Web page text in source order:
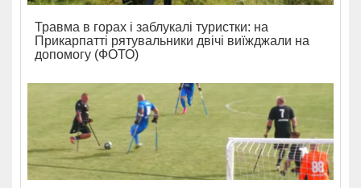
Травма в горах і заблукалі туристки: на
Прикарпатті рятувальники двічі виїжджали на
допомогу (ФОТО)